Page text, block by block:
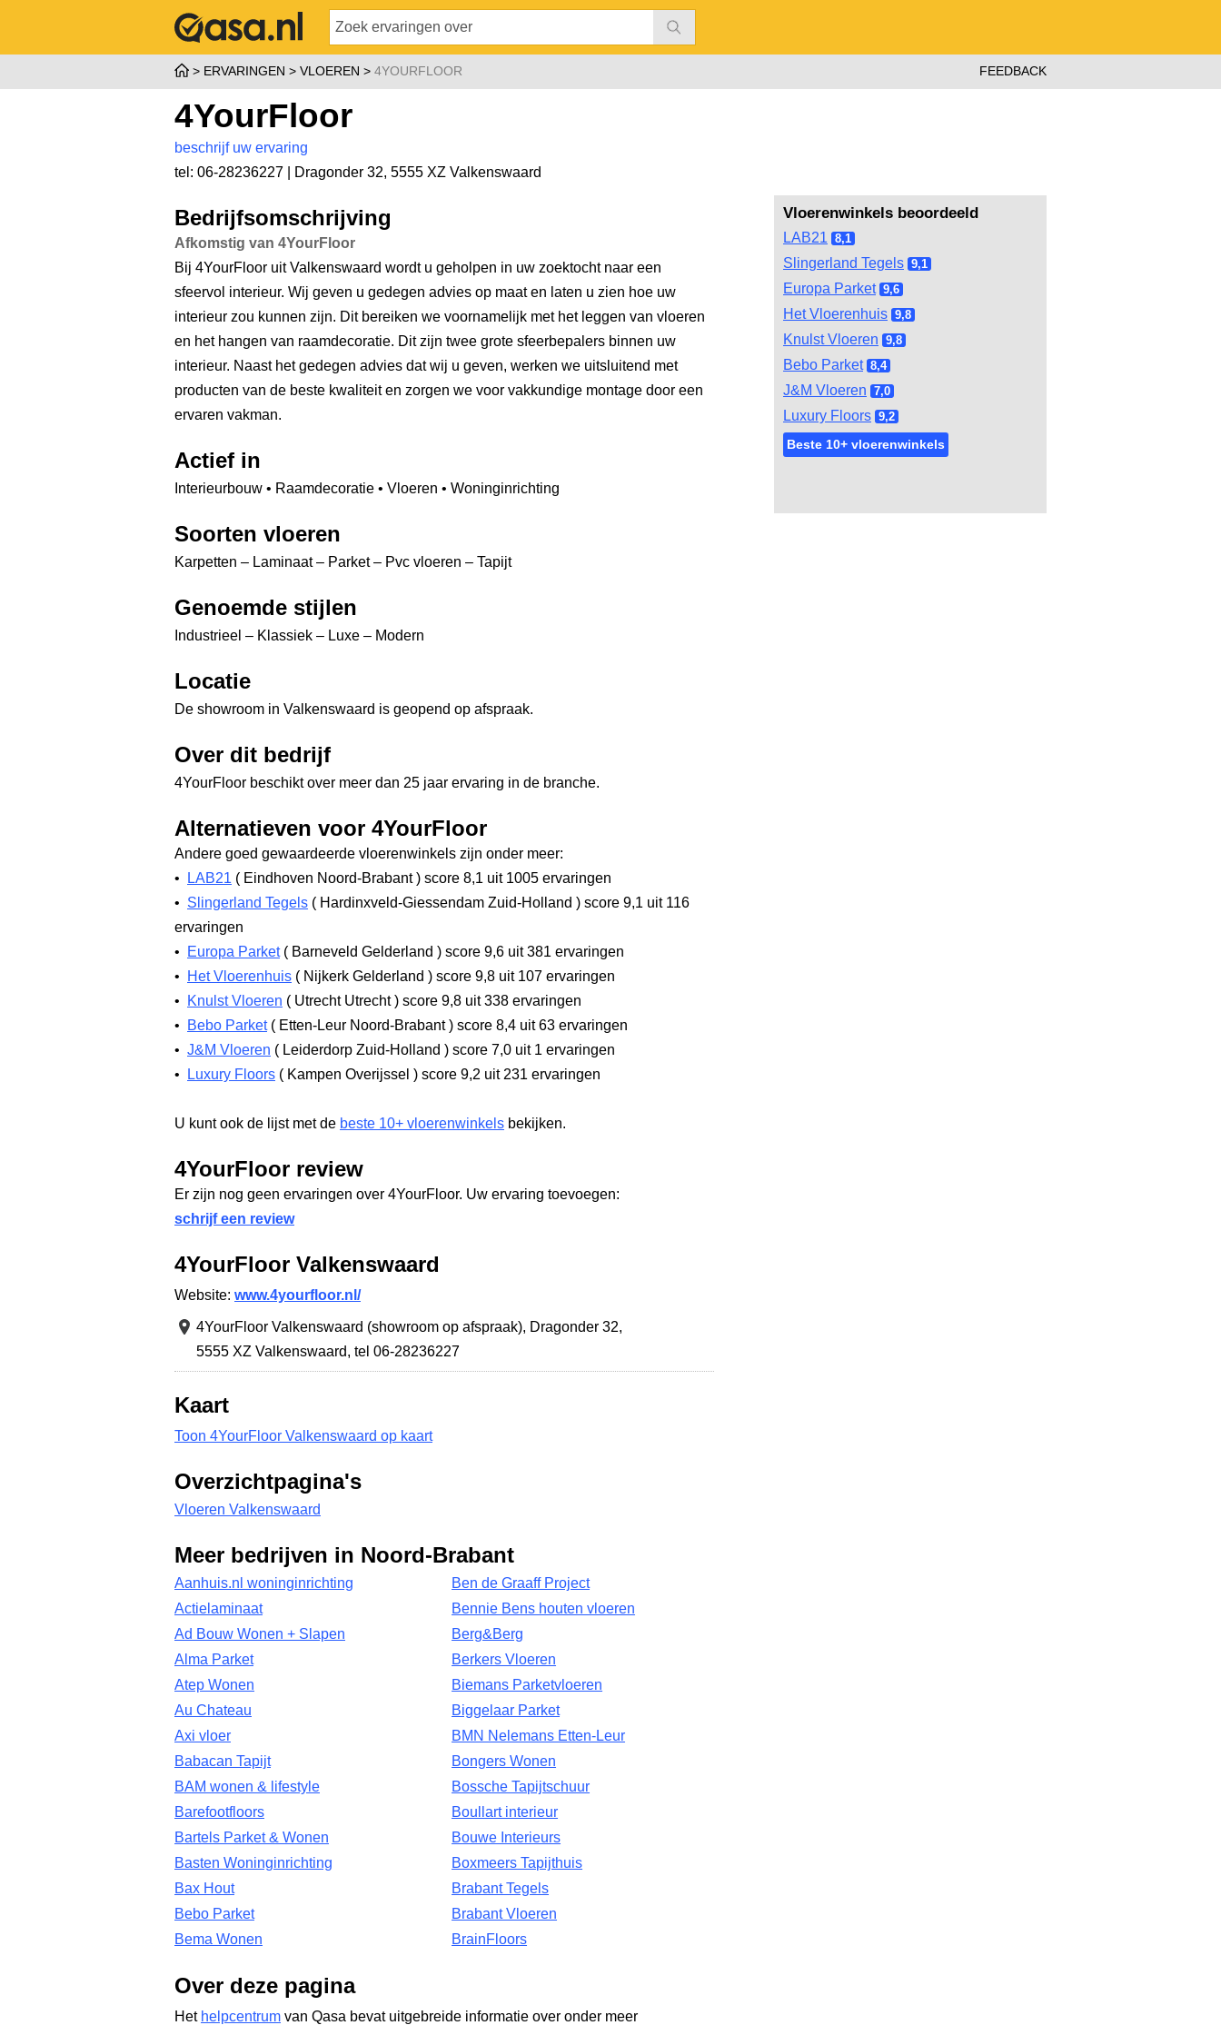
ERVARINGEN VLOEREN 4YOURFLOOR FEEDBACK
4YourFloor
beschrijf uw ervaring
tel: 06-28236227 |
Dragonder 32, 5555 XZ Valkenswaard
Vloerenwinkels beoordeeld
LAB21 8,1
Slingerland Tegels 9,1
Europa Parket 9,6
Het Vloerenhuis 9,8
Knulst Vloeren 9,8
Bebo Parket 8,4
J&M Vloeren 7,0
Luxury Floors 9,2
Beste 10+ vloerenwinkels
Bedrijfsomschrijving
Afkomstig van 4YourFloor
Bij 4YourFloor uit Valkenswaard wordt u geholpen in uw zoektocht naar een
sfeervol interieur. Wij geven u gedegen advies op maat en laten u zien hoe uw
interieur zou kunnen zijn. Dit bereiken we voornamelijk met het leggen van vloeren
en het hangen van raamdecoratie. Dit zijn twee grote sfeerbepalers binnen uw
interieur. Naast het gedegen advies dat wij u geven, werken we uitsluitend met
producten van de beste kwaliteit en zorgen we voor vakkundige montage door een
ervaren vakman.
Actief in
Interieurbouw • Raamdecoratie • Vloeren • Woninginrichting
Soorten vloeren
Karpetten – Laminaat – Parket – Pvc vloeren – Tapijt
Genoemde stijlen
Industrieel – Klassiek – Luxe – Modern
Locatie
De showroom in Valkenswaard is geopend op afspraak.
Over dit bedrijf
4YourFloor beschikt over meer dan 25 jaar ervaring in de branche.
Alternatieven voor 4YourFloor
Andere goed gewaardeerde vloerenwinkels zijn onder meer:
•
LAB21 ( Eindhoven Noord-Brabant) score 8,1 uit 1005 ervaringen
• Slingerland Tegels ( Hardinxveld-Giessendam Zuid-Holland ) score 9,1 uit 116
ervaringen
•
Europa Parket ( Barneveld Gelderland ) score 9,6 uit 381 ervaringen
•
Het Vloerenhuis ( Nijkerk Gelderland ) score 9,8 uit 107 ervaringen
•
Knulst Vloeren ( Utrecht Utrecht) score 9,8 uit 338 ervaringen
•
Bebo Parket ( Etten-Leur Noord-Brabant) score 8,4 uit 63 ervaringen
• J&M Vloeren ( Leiderdorp Zuid-Holland ) score 7,0 uit 1 ervaringen
•
Luxury Floors ( Kampen Overijssel ) score 9,2 uit 231 ervaringen
U kunt ook de lijst met de beste 10+ vloerenwinkels bekijken.
4YourFloor review
Er zijn nog geen ervaringen over 4YourFloor. Uw ervaring toevoegen:
schrijf een review
4YourFloor Valkenswaard
Website: www.4yourfloor.nl/
4YourFloor Valkenswaard (showroom op afspraak), Dragonder 32,
5555 XZ Valkenswaard, tel 06-28236227
Kaart
Toon 4YourFloor Valkenswaard op kaart
Overzichtpagina's
Vloeren Valkenswaard
Meer bedrijven in Noord-Brabant
Aanhuis.nl woninginrichting
Actielaminaat
Ad Bouw Wonen + Slapen
Alma Parket
Atep Wonen
Au Chateau
Axi vloer
Babacan Tapijt
BAM wonen & lifestyle
Barefootfloors
Bartels Parket & Wonen
Basten Woninginrichting
Bax Hout
Bebo Parket
Bema Wonen
Ben de Graaff Project
Bennie Bens houten vloeren
Berg&Berg
Berkers Vloeren
Biemans Parketvloeren
Biggelaar Parket
BMN Nelemans Etten-Leur
Bongers Wonen
Bossche Tapijtschuur
Boullart interieur
Bouwe Interieurs
Boxmeers Tapijthuis
Brabant Tegels
Brabant Vloeren
BrainFloors
Over deze pagina
Het helpcentrum van Qasa bevat uitgebreide informatie over onder meer